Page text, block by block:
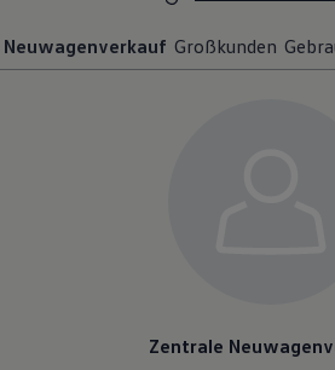
Neuwagenverkauf Großkunden
Zentrale